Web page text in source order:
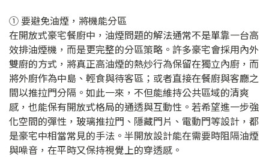
① 要避免油煙，將機能分區
在開放式豪宅餐廚中，油煙問題的解法通常不是單靠一台高
效排油煙機，而是更完整的分區策略。許多豪宅會採用內外
雙廚的方式，將真正高油煙的熱炒行為保留在獨立內廚，而
將外廚作為中島、輕食與待客區；或者直接在餐廚與客廳之
間以推拉門分隔。如此一來，不但能維持公共區域的清爽
感，也能保有開放式格局的通透與互動性。若希望進一步強
化空間的彈性，玻璃推拉門、隱藏門片、電動門等設計，都
是豪宅中相當常見的手法。半開放設計能在需要時阻隔油煙
與噪音，在平時又保持視覺上的穿透感。